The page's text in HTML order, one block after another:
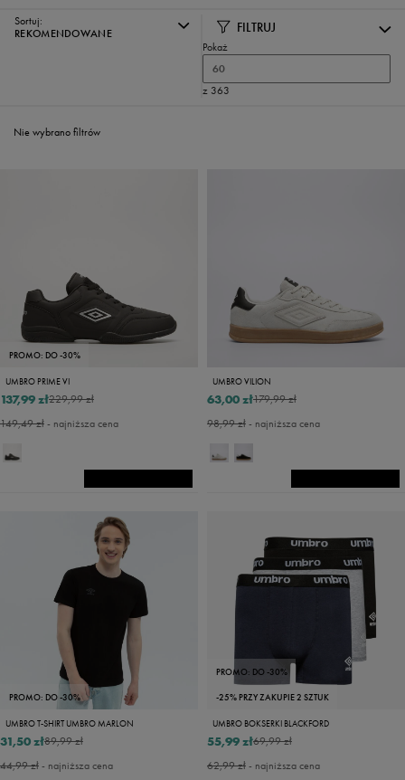
Sortuj:
REKOMENDOWANE
FILTRUJ
Pokaż
60
z 363
Nie wybrano filtrów
PROMO: DO -30%
UMBRO PRIME VI
229,99 zł
137,99 zł
149,49 zł- najniższa cena
UMBRO VILION
179,99 zł
63,00 zł
98,99 zł- najniższa cena
PROMO: DO -30%
UMBRO T-SHIRT UMBRO MARLON
89,99 zł
31,50 zł
44,99 zł- najniższa cena
PROMO: DO -30%
-25% PRZY ZAKUPIE 2 SZTUK
UMBRO BOKSERKI BLACKFORD
69,99 zł
55,99 zł
62,99 zł- najniższa cena